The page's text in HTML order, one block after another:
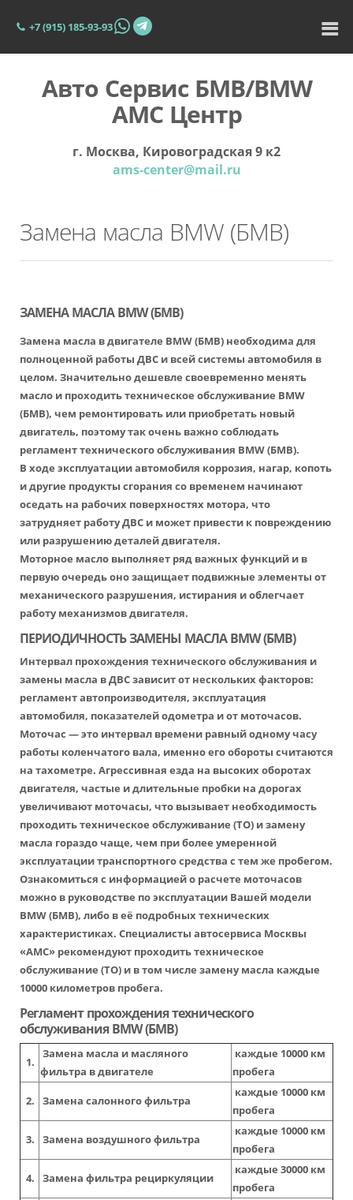
+7 (915) 185-93-93
Авто Сервис БМВ/BMW
АМС Центр
г. Москва, Кировоградская 9 к2
ams-center@mail.ru
Замена масла BMW (БМВ)
ЗАМЕНА МАСЛА BMW (БМВ)
Замена масла в двигателе BMW (БМВ) необходима для
полноценной работы ДВС и всей системы автомобиля в
целом. Значительно дешевле своевременно менять
масло и проходитьтехническое обслуживание BMW
(БМВ), чем ремонтировать или приобретать новый
двигатель, поэтому так очень важно соблюдать
регламент технического обслуживания BMW(БМВ).
В ходе эксплуатации автомобиля коррозия, нагар, копоть
и другие продукты сгорания со временем начинают
оседать на рабочих поверхностях мотора, что
затрудняет работу ДВС и может привести к повреждению
или разрушению деталей двигателя.
Моторное масло выполняет ряд важных функций и в
первую очередь оно защищает подвижные элементы от
механического разрушения, истирания и облегчает
работу механизмов двигателя.
ПЕРИОДИЧНОСТЬ ЗАМЕНЫ МАСЛА BMW (БМВ)
Интервал прохождения технического обслуживания и
замены масла в ДВС зависит от нескольких факторов:
регламент автопроизводителя, эксплуатация
автомобиля, показателей одометра и от моточасов.
Моточас — это интервал времени равный одному часу
работы коленчатого вала, именно его обороты считаются
на тахометре. Агрессивная езда на высоких оборотах
двигателя, частые и длительные пробки на дорогах
увеличивают моточасы, что вызывает необходимость
проходить техническое обслуживание (ТО) и замену
масла гораздо чаще, чем при более умеренной
эксплуатации транспортного средства с тем же пробегом.
Ознакомиться с информацией о расчете моточасов
можно в руководстве по эксплуатации Вашей модели
BMW (БМВ), либо в её подробных технических
характеристиках. Специалисты автосервиса Москвы
«АМС» рекомендуют проходить техническое
обслуживание (ТО) и в том числе замену масла каждые
10000 километров пробега.
Регламент прохождения технического
обслуживания BMW (БМВ)
1.
Замена масла и масляного
фильтра в двигателе
каждые 10000 км
пробега
2. Замена салонного фильтра
каждые 10000 км
пробега
3. Замена воздушного фильтра
каждые 10000 км
пробега
4. Замена фильтра рециркуляции
каждые 30000 км
пробега